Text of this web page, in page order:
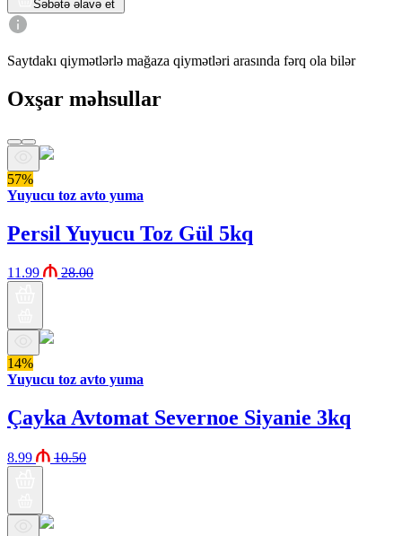
Səbətə əlavə et
Saytdakı qiymətlərlə mağaza qiymətləri arasında fərq ola bilər
Oxşar məhsullar
57%
Yuyucu toz avto yuma
Persil Yuyucu Toz Gül 5kq
11.99 28.00
14%
Yuyucu toz avto yuma
Çayka Avtomat Severnoe Siyanie 3kq
8.99 10.50